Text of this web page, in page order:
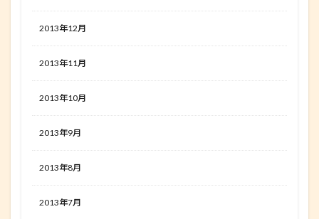
2013年12月
2013年11月
2013年10月
2013年9月
2013年8月
2013年7月